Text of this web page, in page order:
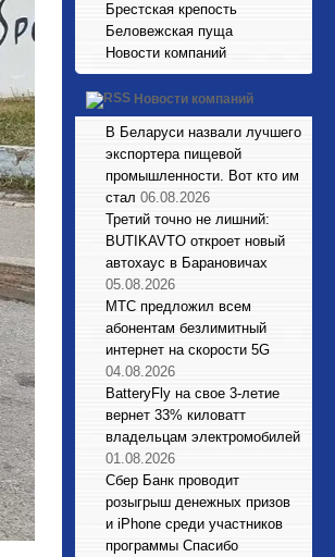
Брестская крепость
Беловежская пуща
Новости компаний
Новости компаний
В Беларуси назвали лучшего
экспортера пищевой
промышленности. Вот кто им
стал 06.08.2026
Третий точно не лишний:
BUTIKAVTO откроет новый
автохаус в Барановичах
05.08.2026
МТС предложил всем
абонентам безлимитный
интернет на скорости 5G
04.08.2026
BatteryFly на свое 3-летие
вернет 33% киловатт
владельцам электромобилей
01.08.2026
Сбер Банк проводит
розыгрыш денежных призов
и iPhone среди участников
программы Спасибо